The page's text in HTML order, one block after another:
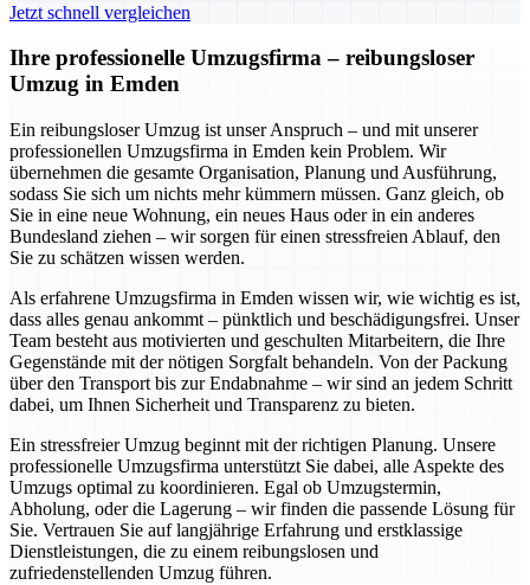
Jetzt schnell vergleichen
Ihre professionelle Umzugsfirma – reibungsloser
Umzug in Emden
Ein reibungsloser Umzug ist unser Anspruch – und mit unserer
professionellen Umzugsfirma in Emden kein Problem. Wir
übernehmen die gesamte Organisation, Planung und Ausführung,
sodass Sie sich um nichts mehr kümmern müssen. Ganz gleich, ob
Sie in eine neue Wohnung, ein neues Haus oder in ein anderes
Bundesland ziehen – wir sorgen für einen stressfreien Ablauf, den
Sie zu schätzen wissen werden.
Als erfahrene Umzugsfirma in Emden wissen wir, wie wichtig es ist,
dass alles genau ankommt – pünktlich und beschädigungsfrei. Unser
Team besteht aus motivierten und geschulten Mitarbeitern, die Ihre
Gegenstände mit der nötigen Sorgfalt behandeln. Von der Packung
über den Transport bis zur Endabnahme – wir sind an jedem Schritt
dabei, um Ihnen Sicherheit und Transparenz zu bieten.
Ein stressfreier Umzug beginnt mit der richtigen Planung. Unsere
professionelle Umzugsfirma unterstützt Sie dabei, alle Aspekte des
Umzugs optimal zu koordinieren. Egal ob Umzugstermin,
Abholung, oder die Lagerung – wir finden die passende Lösung für
Sie. Vertrauen Sie auf langjährige Erfahrung und erstklassige
Dienstleistungen, die zu einem reibungslosen und
zufriedenstellenden Umzug führen.